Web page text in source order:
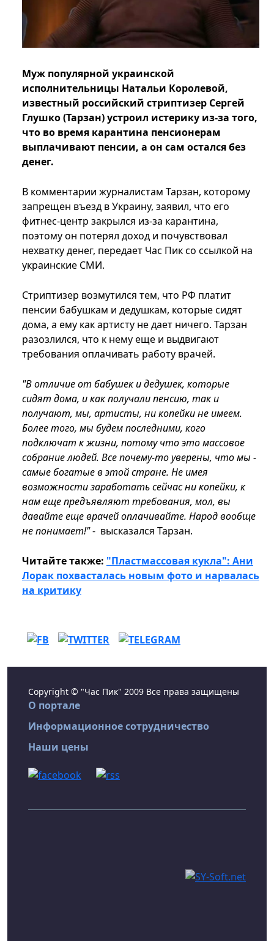
Муж популярной украинской
исполнительницы Натальи Королевой,
известный российский стриптизер Сергей
Глушко (Тарзан) устроил истерику из-за того,
что во время карантина пенсионерам
выплачивают пенсии, а он сам остался без
денег.
В комментарии журналистам Тарзан, которому
запрещен въезд в Украину, заявил, что его
фитнес-центр закрылся из-за карантина,
поэтому он потерял доход и почувствовал
нехватку денег, передает Час Пик со ссылкой на
украинские СМИ.
Стриптизер возмутился тем, что РФ платит
пенсии бабушкам и дедушкам, которые сидят
дома, а ему как артисту не дает ничего. Тарзан
разозлился, что к нему еще и выдвигают
требования оплачивать работу врачей.
"В отличие от бабушек и дедушек, которые
сидят дома, и как получали пенсию, так и
получают, мы, артисты, ни копейки не имеем.
Более того, мы будем последними, кого
подключат к жизни, потому что это массовое
собрание людей. Все почему-то уверены, что мы -
самые богатые в этой стране. Не имея
возможности заработать сейчас ни копейки, к
нам еще предъявляют требования, мол, вы
давайте еще врачей оплачивайте. Народ вообще
не понимает!"- высказался Тарзан.
Читайте также: "Пластмассовая кукла": Ани
Лорак похвасталась новым фото и нарвалась
на критику
Copyright © "Час Пик" 2009 Все права защищены
О портале
Информационное сотрудничество
Наши цены